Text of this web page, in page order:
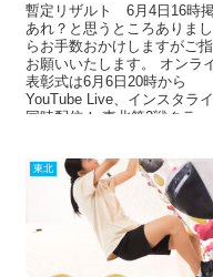
暫定リザルト 6月4日16時
あれ？と思うところありま
らお手数おかけしますがご
お願いいたします。 オンラ
表彰式は6月6日20時から
YouTube Live、インスタラ
同時配信！ 東北第2戦クラ...
東北